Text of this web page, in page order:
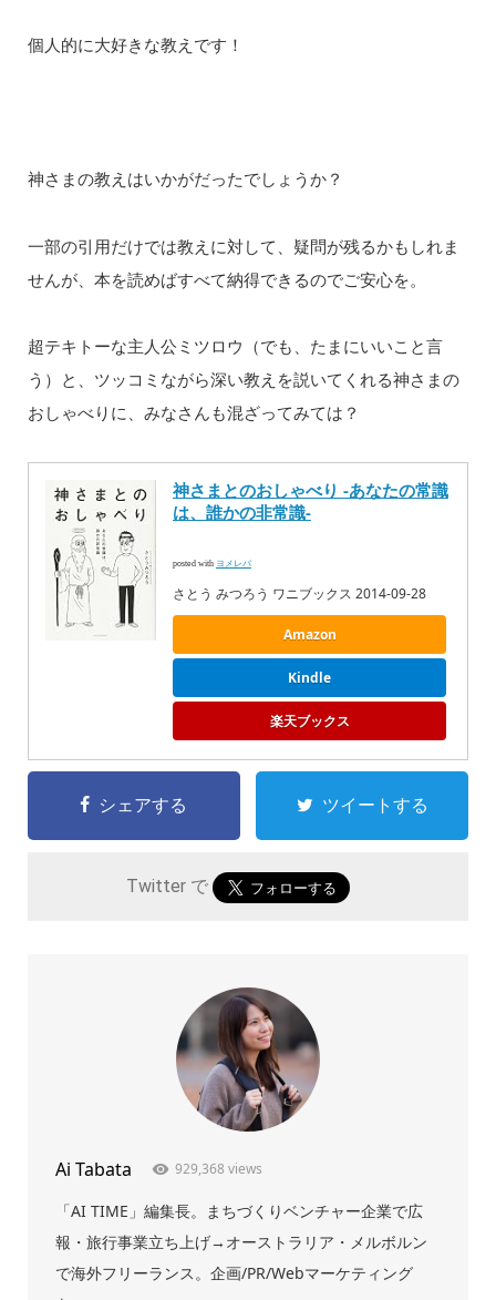
個人的に大好きな教えです！
神さまの教えはいかがだったでしょうか？
一部の引用だけでは教えに対して、疑問が残るかもしれま
せんが、本を読めばすべて納得できるのでご安心を。
超テキトーな主人公ミツロウ（でも、たまにいいこと言
う）と、ツッコミながら深い教えを説いてくれる神さまの
おしゃべりに、みなさんも混ざってみては？
神さまとのおしゃべり -あなたの常識
は、誰かの非常識-
posted with ヨメレバ
さとう みつろう ワニブックス 2014-09-28
Amazon
Kindle
楽天ブックス
シェアする ツイートする
Twitter で
Ai Tabata 929,368 views
「AI TIME」編集長。まちづくりベンチャー企業で広
報・旅行事業立ち上げ→オーストラリア・メルボルン
で海外フリーランス。企画/PR/Webマーケティング